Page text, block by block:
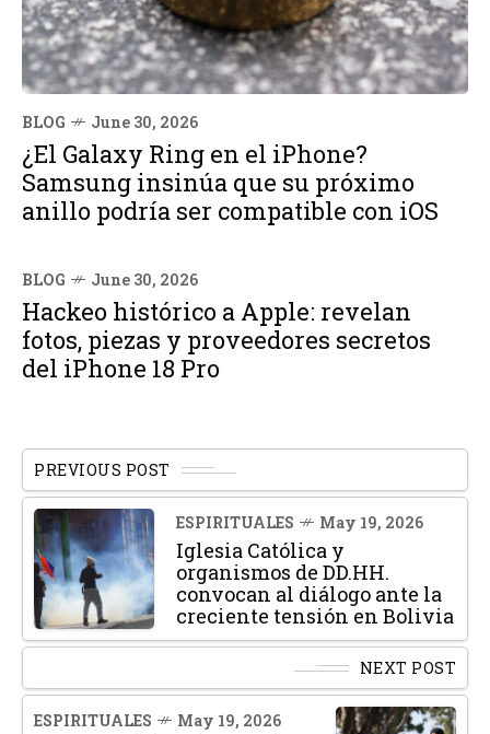
BLOG June 30, 2026
¿El Galaxy Ring en el iPhone?
Samsung insinúa que su próximo
anillo podría ser compatible con iOS
BLOG June 30, 2026
Hackeo histórico a Apple: revelan
fotos, piezas y proveedores secretos
del iPhone 18 Pro
PREVIOUS POST
ESPIRITUALES May 19, 2026
Iglesia Católica y
organismos de DD.HH.
convocan al diálogo ante la
creciente tensión en Bolivia
NEXT POST
ESPIRITUALES May 19, 2026